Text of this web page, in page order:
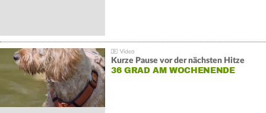
Kurze Pause vor der nächsten Hitze
36 GRAD AM WOCHENENDE